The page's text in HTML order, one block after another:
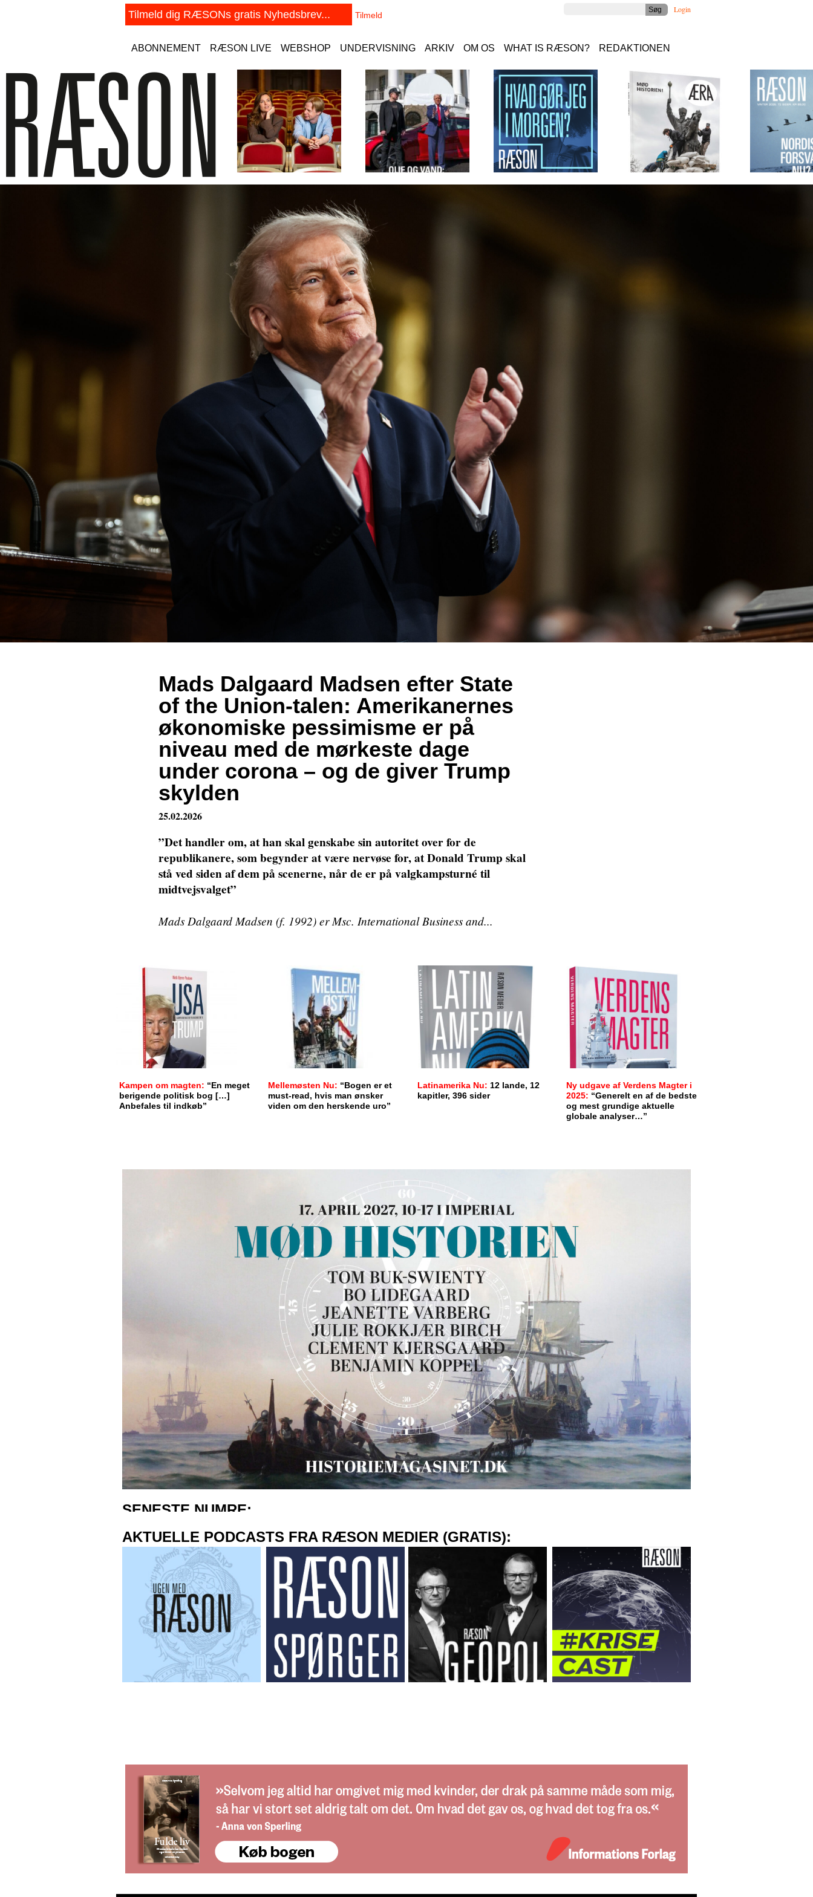
Login
ABONNEMENT RÆSON LIVE WEBSHOP UNDERVISNING ARKIV OM OS WHAT IS RÆSON? REDAKTIONEN
Mads Dalgaard Madsen efter State
of the Union-talen: Amerikanernes
økonomiske pessimisme er på
niveau med de mørkeste dage
under corona – og de giver Trump
skylden
25.02.2026
”Det handler om, at han skal genskabe sin autoritet over for de
republikanere, som begynder at være nervøse for, at Donald Trump skal
stå ved siden af dem på scenerne, når de er på valgkampsturné til
midtvejsvalget”
Mads Dalgaard Madsen (f. 1992) er Msc. International Business and...
Kampen om magten: “En meget
berigende politisk bog […]
Anbefales til indkøb”
Mellemøsten Nu: “Bogen er et
must-read, hvis man ønsker
viden om den herskende uro”
Latinamerika Nu: 12 lande, 12
kapitler, 396 sider
Ny udgave af Verdens Magter i
2025: “Generelt en af de bedste
og mest grundige aktuelle
globale analyser…”